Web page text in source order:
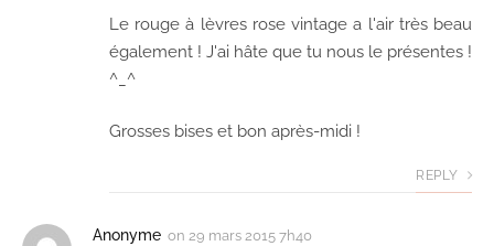
Le rouge à lèvres rose vintage a l'air très beau
également ! J'ai hâte que tu nous le présentes !
^_^
Grosses bises et bon après-midi !
REPLY
Anonyme on 29 mars 2015 7h40